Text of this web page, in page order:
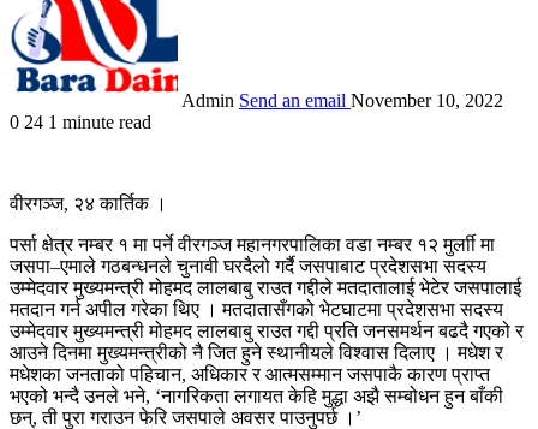
Admin Send an email November 10, 2022
0 24 1 minute read
वीरगञ्ज, २४ कार्तिक ।
पर्सा क्षेत्र नम्बर १ मा पर्ने वीरगञ्ज महानगरपालिका वडा नम्बर १२ मुर्लाी मा
जसपा–एमाले गठबन्धनले चुनावी घरदैलो गर्दै जसपाबाट प्रदेशसभा सदस्य
उम्मेदवार मुख्यमन्त्री मोहमद लालबाबु राउत गद्दीले मतदातालाई भेटेर जसपालाई
मतदान गर्न अपील गरेका थिए । मतदातासँगको भेटघाटमा प्रदेशसभा सदस्य
उम्मेदवार मुख्यमन्त्री मोहमद लालबाबु राउत गद्दी प्रति जनसमर्थन बढदै गएको र
आउने दिनमा मुख्यमन्त्रीको नै जित हुने स्थानीयले विश्वास दिलाए । मधेश र
मधेशका जनताको पहिचान, अधिकार र आत्मसम्मान जसपाकै कारण प्राप्त
भएको भन्दै उनले भने, ‘नागरिकता लगायत केहि मुद्धा अझै सम्बोधन हुन बाँकी
छन्, ती पुरा गराउन फेरि जसपाले अवसर पाउनुपर्छ ।’